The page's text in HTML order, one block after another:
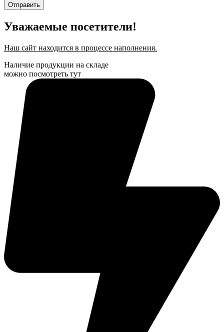
Отправить
Уважаемые посетители!
Наш сайт находится в процессе наполнения.
Наличие продукции на складе
можно посмотреть тут